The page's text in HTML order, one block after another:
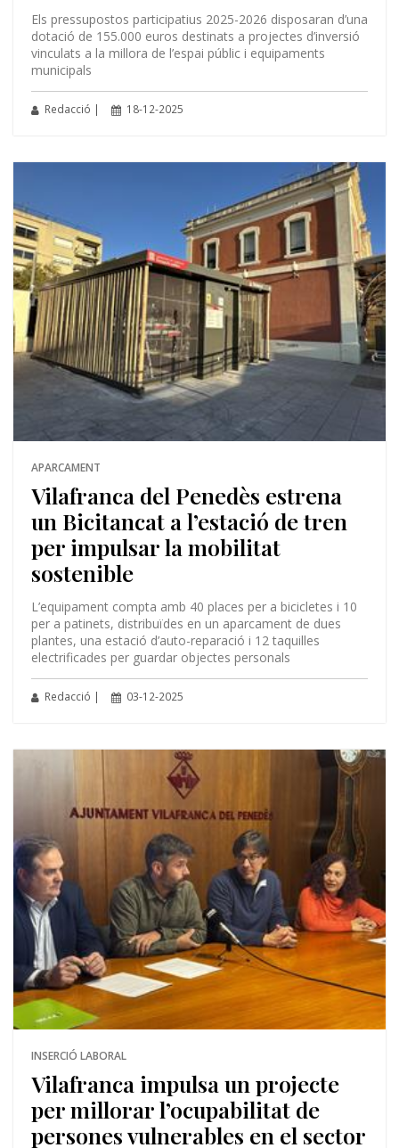
Els pressupostos participatius 2025-2026 disposaran d’una
dotació de 155.000 euros destinats a projectes d’inversió
vinculats a la millora de l’espai públic i equipaments
municipals
Redacció | 18-12-2025
APARCAMENT
Vilafranca del Penedès estrena
un Bicitancat a l’estació de tren
per impulsar la mobilitat
sostenible
L’equipament compta amb 40 places per a bicicletes i 10
per a patinets, distribuïdes en un aparcament de dues
plantes, una estació d’auto-reparació i 12 taquilles
electrificades per guardar objectes personals
Redacció | 03-12-2025
INSERCIÓ LABORAL
Vilafranca impulsa un projecte
per millorar l’ocupabilitat de
persones vulnerables en el sector